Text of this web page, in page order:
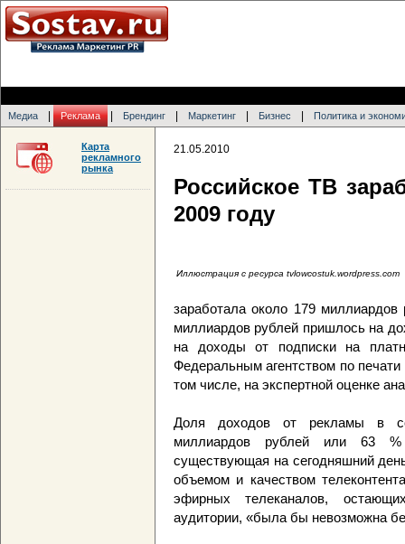
Медиа Реклама Брендинг Маркетинг Бизнес Политика и
21.05.2010
Российское ТВ
2009 году
Иллюстрация с ресурса tvlowcostuk.wordpress.com
заработала около 179
миллиардов рублей пришлось на
на доходы от подписки на
Федеральным агентством по
том числе, на экспертной оценке
Доля доходов от рекламы в
миллиардов рублей или 63
существующая на сегодняшний
объемом и качеством
эфирных телеканалов,
аудитории, «была бы невозможна
Карта
рекламного
рынка